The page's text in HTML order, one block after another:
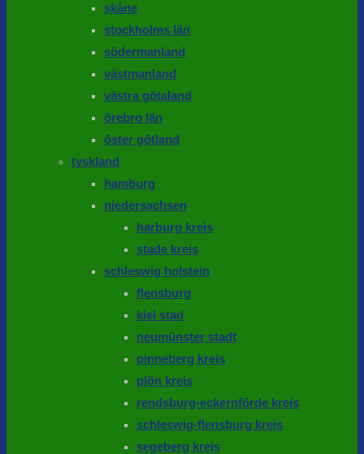
skåne
stockholms län
södermanland
västmanland
västra götaland
örebro län
öster götland
tyskland
hamburg
niedersachsen
harburg kreis
stade kreis
schleswig holstein
flensburg
kiel stad
neumünster stadt
pinneberg kreis
plön kreis
rendsburg-eckernförde kreis
schleswig-flensburg kreis
segeberg kreis